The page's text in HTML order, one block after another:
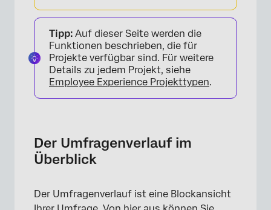
Tipp: Auf dieser Seite werden die
Funktionen beschrieben, die für
Projekte verfügbar sind. Für weitere
Details zu jedem Projekt, siehe
Employee Experience Projekttypen.
Der Umfragenverlauf im
Überblick
Der Umfragenverlauf ist eine Blockansicht